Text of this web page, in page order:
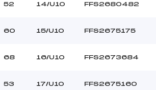
52 14/U10 FFS2680482
60 15/U10 FFS2675175
68 16/U10 FFS2673684
53 17/U10 FFS2675160